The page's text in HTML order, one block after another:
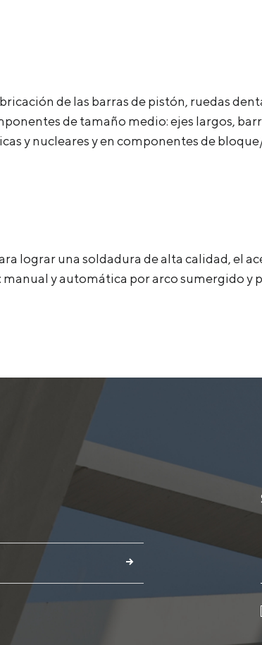
de las barras de pistón, ruedas
de tamaño medio: ejes largos,
y nucleares y en componentes de
lograr una soldadura de alta calidad, el
manual y automática por arco sumergido